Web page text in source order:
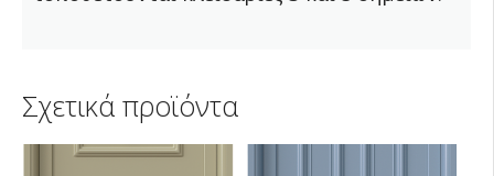
Σχετικά προϊόντα